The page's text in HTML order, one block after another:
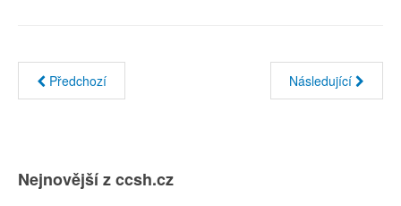
Předchozí Následující
Nejnovější z ccsh.cz